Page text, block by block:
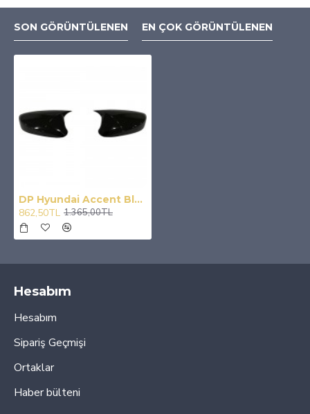
SON GÖRÜNTÜLENEN EN ÇOK GÖRÜNTÜLENEN
DP Hyundai Accent Blue Batman Batman Yarasa Ayna Kapağı 2011-2018 (Piano Black)
862,50TL 1.365,00TL
Hesabım
Hesabım
Sipariş Geçmişi
Ortaklar
Haber bülteni